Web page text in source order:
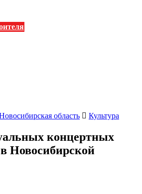
область Культура
концертных
Новосибирской